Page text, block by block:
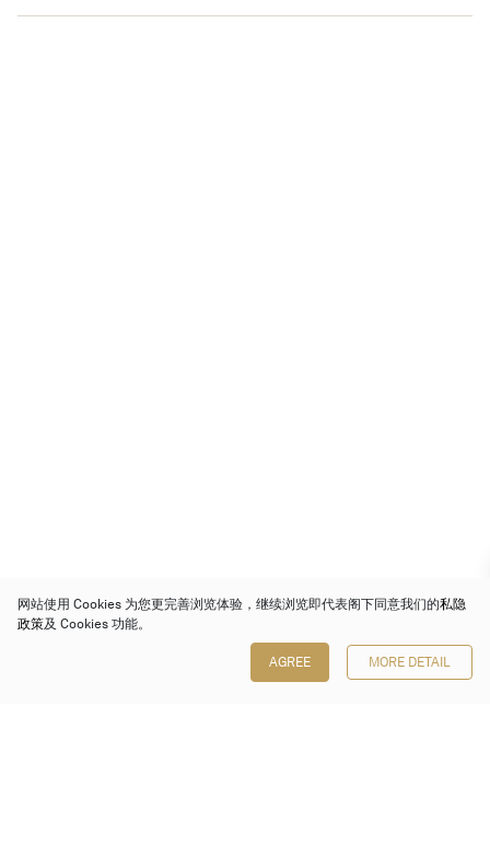
网站使用 Cookies 为您更完善浏览体验，继续浏览即代表阁下同意我们的私隐
政策及 Cookies 功能。
AGREE MORE DETAIL